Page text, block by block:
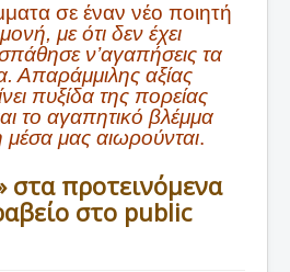
σε έναν νέο ποιητή
με ότι δεν έχει
ν’αγαπήσεις τα
Απαράμμιλης αξίας
πυξίδα της πορείας
το αγαπητικό βλέμμα
μας αιωρούνται.
στα προτεινόμενα
στο public